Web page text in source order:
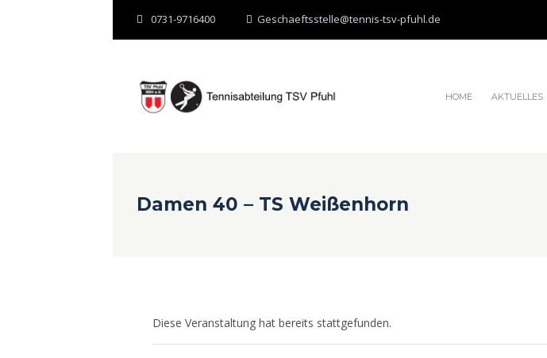
0731-9716400 Geschaeftsstelle@tennis-tsv-pfuhl.de
HOME AKTUELLES
Damen 40 – TS Weißenhorn
Diese Veranstaltung hat bereits stattgefunden.